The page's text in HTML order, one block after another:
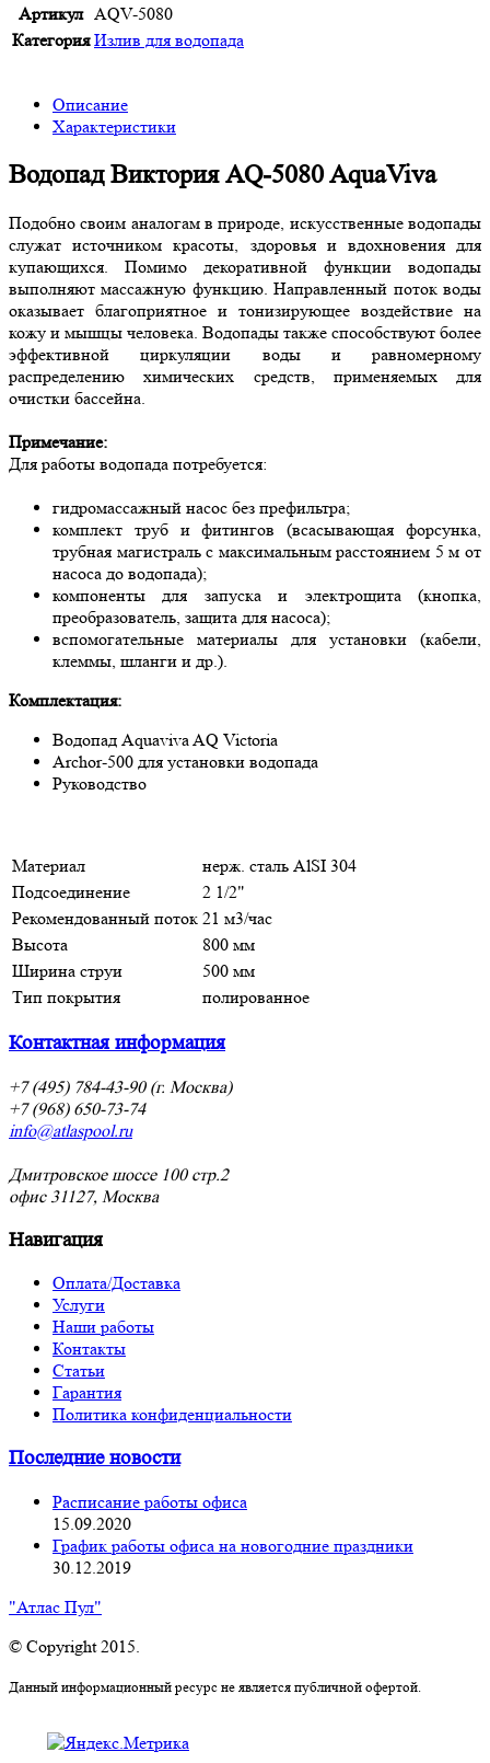
Артикул AQV-5080
Категория Излив для водопада
Описание
Характеристики
Водопад Виктория AQ-5080 AquaViva
Подобно своим аналогам в природе, искусственные водопады
служат источником красоты, здоровья и вдохновения для
купающихся. Помимо декоративной функции водопады
выполняют массажную функцию. Направленный поток воды
оказывает благоприятное и тонизирующее воздействие на
кожу и мышцы человека. Водопады также способствуют более
эффективной циркуляции воды и равномерному
распределению химических средств, применяемых для
очистки бассейна.
Примечание:
Для работы водопада потребуется:
гидромассажный насос без префильтра;
комплект труб и фитингов (всасывающая форсунка,
трубная магистраль с максимальным расстоянием 5 м от
насоса до водопада);
компоненты для запуска и электрощита (кнопка,
преобразователь, защита для насоса);
вспомогательные материалы для установки (кабели,
клеммы, шланги и др.).
Комплектация:
Водопад Aquaviva AQ Victoria
Archor-500 для установки водопада
Руководство
Материал
нерж. cталь AlSI 304
Подсоединение
2 1/2"
Рекомендованный поток 21 м3/час
Высота
800 мм
Ширина струи
500 мм
Тип покрытия
полированное
Контактная информация
+7 (495) 784-43-90 (г. Москва)
+7 (968) 650-73-74
info@atlaspool.ru
Дмитровское шоссе 100 стр.2
офис 31127, Москва
Навигация
Оплата/Доставка
Услуги
Наши работы
Контакты
Статьи
Гарантия
Политика конфиденциальности
Последние новости
Расписание работы офиса
15.09.2020
График работы офиса на новогодние праздники
30.12.2019
"Атлас Пул"
© Copyright 2015.
Данный информационный ресурс не является публичной офертой.